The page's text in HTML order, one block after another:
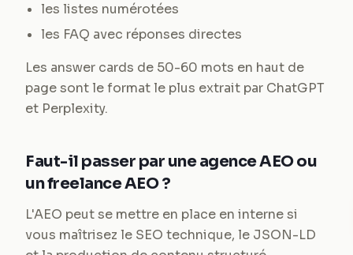
les listes numérotées
les FAQ avec réponses directes
Les answer cards de 50-60 mots en haut de
page sont le format le plus extrait par ChatGPT
et Perplexity.
Faut-il passer par une agence AEO ou
un freelance AEO ?
L'AEO peut se mettre en place en interne si
vous maîtrisez le SEO technique, le JSON-LD